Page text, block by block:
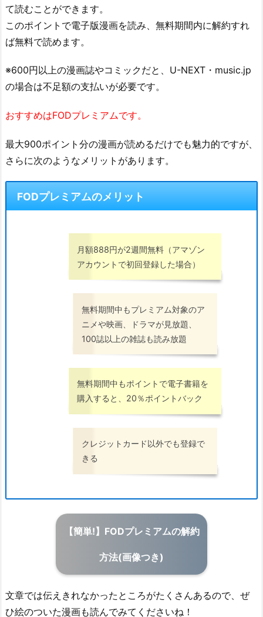
て読むことができます。
このポイントで電子版漫画を読み、無料期間内に解約すれ
ば無料で読めます。
※600円以上の漫画誌やコミックだと、U-NEXT・music.jp
の場合は不足額の支払いが必要です。
おすすめはFODプレミアムです。
最大900ポイント分の漫画が読めるだけでも魅力的ですが、
さらに次のようなメリットがあります。
FODプレミアムのメリット
月額888円が2週間無料（アマゾン
アカウントで初回登録した場合）
無料期間中もプレミアム対象のア
ニメや映画、ドラマが見放題、
100誌以上の雑誌も読み放題
無料期間中もポイントで電子書籍を
購入すると、20％ポイントバック
クレジットカード以外でも登録で
きる
【簡単!】FODプレミアムの解約
方法(画像つき)
文章では伝えきれなかったところがたくさんあるので、ぜ
ひ絵のついた漫画も読んでみてくださいね！